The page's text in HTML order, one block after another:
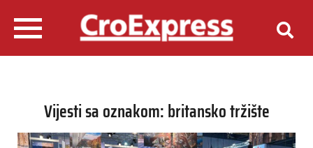
Vijesti sa oznakom: britansko tržište